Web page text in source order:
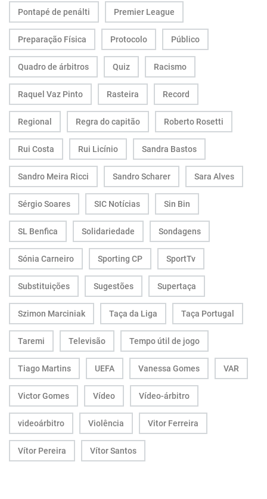
Pontapé de penálti Premier League
Preparação Física Protocolo Público
Quadro de árbitros Quiz Racismo
Raquel Vaz Pinto Rasteira Record
Regional Regra do capitão Roberto Rosetti
Rui Costa Rui Licínio Sandra Bastos
Sandro Meira Ricci Sandro Scharer Sara Alves
Sérgio Soares SIC Notícias Sin Bin
SL Benfica Solidariedade Sondagens
Sónia Carneiro Sporting CP SportTv
Substituições Sugestões Supertaça
Szimon Marciniak Taça da Liga Taça Portugal
Taremi Televisão Tempo útil de jogo
Tiago Martins UEFA Vanessa Gomes VAR
Victor Gomes Vídeo Vídeo-árbitro
videoárbitro Violência Vitor Ferreira
Vítor Pereira Vítor Santos